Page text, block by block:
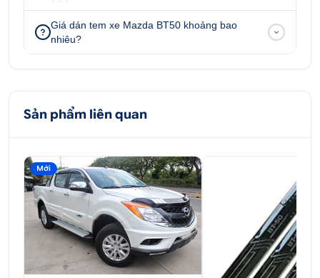
Giá dán tem xe Mazda BT50 khoảng bao
nhiêu?
Sản phẩm liên quan
Mới